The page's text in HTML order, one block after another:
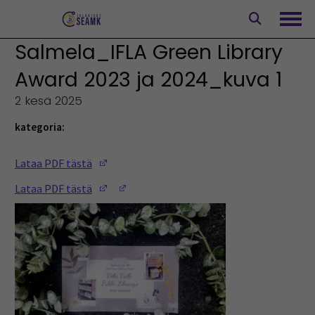
Salmela_IFLA Green Library
Award 2023 ja 2024_kuva 1
2 kesä 2025
kategoria:
Lataa PDF tästä
Lataa PDF tästä
(Opens in a new window)